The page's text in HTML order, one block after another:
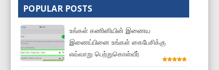
POPULAR POSTS
உங்கள் கணினியின் இணைய
இணைப்பினை உங்கள் கைபேசிக்கு
எவ்வாறு பெற்றுகொள்வீர்